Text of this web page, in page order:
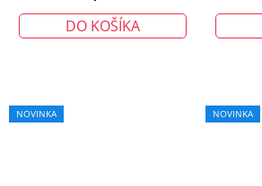
DO KOŠÍKA
NOVINKA NOVINKA